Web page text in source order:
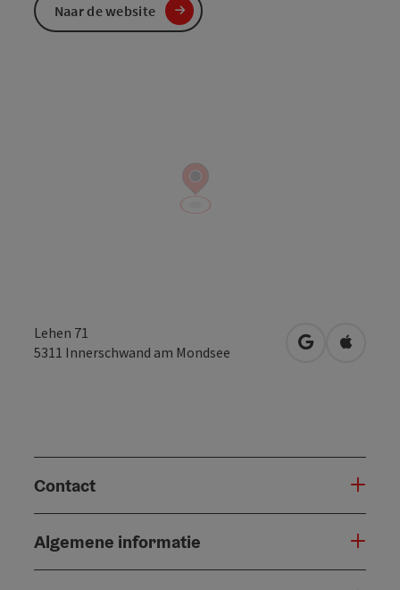
Lehen 71
5311 Innerschwand am Mondsee Openen in
Contact
Algemene informatie
Naar de website